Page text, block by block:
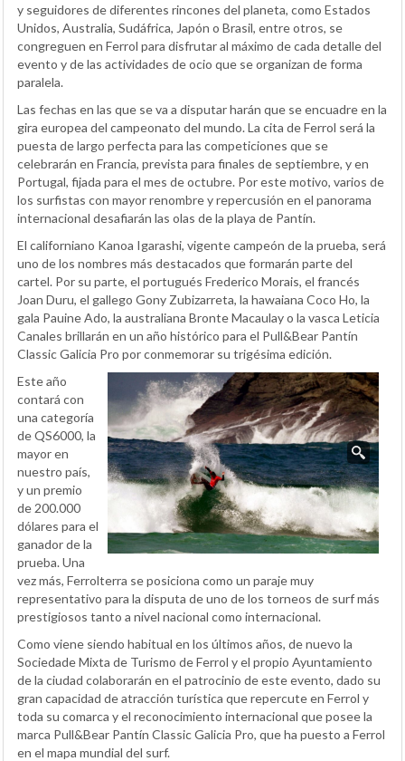
y seguidores de diferentes rincones del planeta, como Estados
Unidos, Australia, Sudáfrica, Japón o Brasil, entre otros, se
congreguen en Ferrol para disfrutar al máximo de cada detalle del
evento y de las actividades de ocio que se organizan de forma
paralela.
Las fechas en las que se va a disputar harán que se encuadre en la
gira europea del campeonato del mundo. La cita de Ferrol será la
puesta de largo perfecta para las competiciones que se
celebrarán en Francia, prevista para finales de septiembre, y en
Portugal, fijada para el mes de octubre. Por este motivo, varios de
los surfistas con mayor renombre y repercusión en el panorama
internacional desafiarán las olas de la playa de Pantín.
El californiano Kanoa Igarashi, vigente campeón de la prueba, será
uno de los nombres más destacados que formarán parte del
cartel. Por su parte, el portugués Frederico Morais, el francés
Joan Duru, el gallego Gony Zubizarreta, la hawaiana Coco Ho, la
gala Pauine Ado, la australiana Bronte Macaulay o la vasca Leticia
Canales brillarán en un año histórico para el Pull&Bear Pantín
Classic Galicia Pro por conmemorar su trigésima edición.
Este año
contará con
una categoría
de QS6000, la
mayor en
nuestro país,
y un premio
de 200.000
dólares para el
ganador de la
prueba. Una
vez más, Ferrolterra se posiciona como un paraje muy
representativo para la disputa de uno de los torneos de surf más
prestigiosos tanto a nivel nacional como internacional.
Como viene siendo habitual en los últimos años, de nuevo la
Sociedade Mixta de Turismo de Ferrol y el propio Ayuntamiento
de la ciudad colaborarán en el patrocinio de este evento, dado su
gran capacidad de atracción turística que repercute en Ferrol y
toda su comarca y el reconocimiento internacional que posee la
marca Pull&Bear Pantín Classic Galicia Pro, que ha puesto a Ferrol
en el mapa mundial del surf.